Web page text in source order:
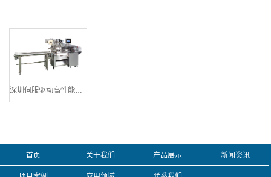
首页 关于我们 产品展示 新闻资讯